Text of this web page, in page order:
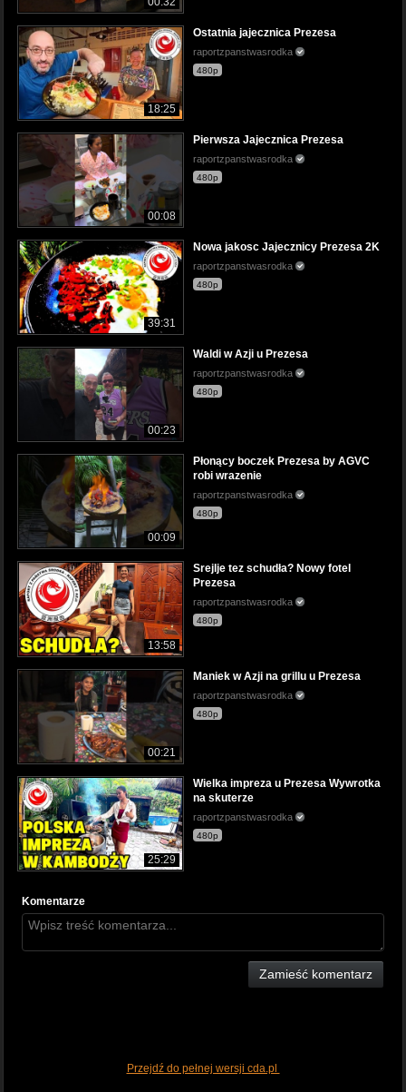
18:25
Ostatnia jajecznica Prezesa
raportzpanstwasrodka
480p
00:08
Pierwsza Jajecznica Prezesa
raportzpanstwasrodka
480p
39:31
Nowa jakosc Jajecznicy Prezesa 2K
raportzpanstwasrodka
480p
00:23
Waldi w Azji u Prezesa
raportzpanstwasrodka
480p
00:09
Płonący boczek Prezesa by AGVC
robi wrazenie
raportzpanstwasrodka
480p
13:58
Srejlje tez schudła? Nowy fotel
Prezesa
raportzpanstwasrodka
480p
00:21
Maniek w Azji na grillu u Prezesa
raportzpanstwasrodka
480p
25:29
Wielka impreza u Prezesa Wywrotka
na skuterze
raportzpanstwasrodka
480p
Komentarze
Zamieść komentarz
Przejdź do pełnej wersji cda.pl